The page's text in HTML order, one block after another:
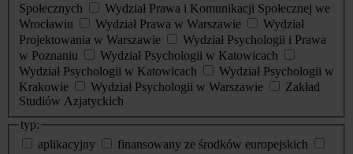
Społecznych
Wydział Prawa i Komunikacji Społecznej we
Wrocławiu
Wydział Prawa w Warszawie
Wydział
Projektowania w Warszawie
Wydział Psychologii i Prawa
w Poznaniu
Wydział Psychologii w Katowicach
Wydział Psychologii w Katowicach
Wydział Psychologii w
Krakowie
Wydział Psychologii w Warszawie
Zakład
Studiów Azjatyckich
typ:
aplikacyjny
finansowany ze środków europejskich